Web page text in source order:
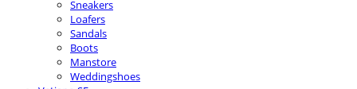
Sneakers
Loafers
Sandals
Boots
Manstore
Weddingshoes